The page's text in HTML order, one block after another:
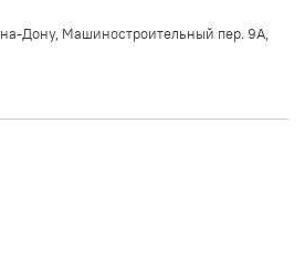
на-Дону, Машиностроительный пер. 9А,